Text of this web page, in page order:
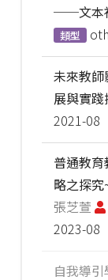
──文本
類型
未來教
展與實踐
2021-08
普通教
略之探
張芝萱
2023-08
自我導